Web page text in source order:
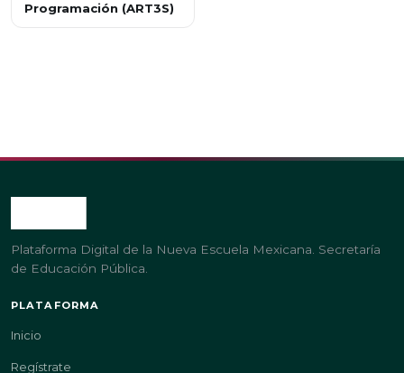
Programación (ART3S)
Plataforma Digital de la Nueva Escuela Mexicana. Secretaría
de Educación Pública.
PLATAFORMA
Inicio
Regístrate